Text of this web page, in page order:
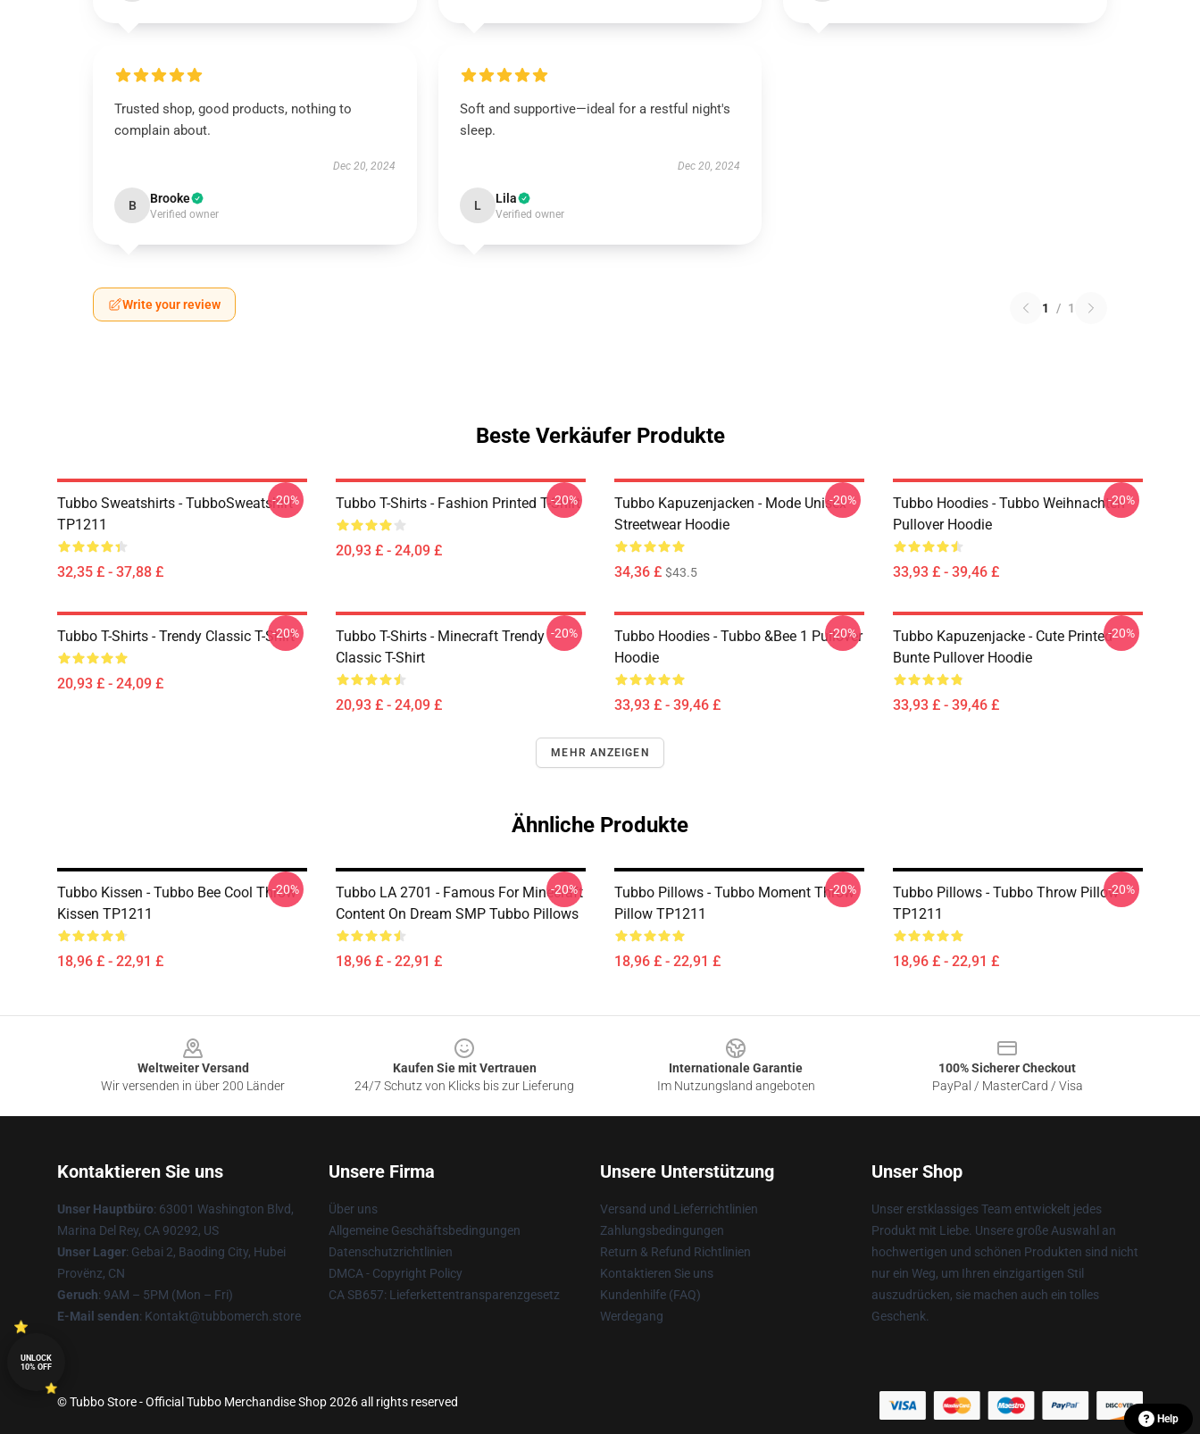
Trusted shop, good products, nothing to
complain about.
Dec 20, 2024
B Brooke
Verified owner
Soft and supportive—ideal for a restful night's
sleep.
Dec 20, 2024
L Lila
Verified owner
Write your review 1 / 1
Beste Verkäufer Produkte
Tubbo Sweatshirts - TubboSweatshirt
TP1211
32,35 £ - 37,88 £
-20% Tubbo T-Shirts - Fashion Printed T-Shirt
20,93 £ - 24,09 £
-20%
Tubbo Kapuzenjacken - Mode Unisex
Streetwear Hoodie
34,36 £ $43.5
-20%
Tubbo Hoodies - Tubbo Weihnachten
Pullover Hoodie
33,93 £ - 39,46 £
-20%
Tubbo T-Shirts - Trendy Classic T-Shirt
20,93 £ - 24,09 £
-20%
Tubbo T-Shirts - Minecraft Trendy
Classic T-Shirt
20,93 £ - 24,09 £
-20%
Tubbo Hoodies - Tubbo &Bee 1 Pullover
Hoodie
33,93 £ - 39,46 £
-20%
Tubbo Kapuzenjacke - Cute Printed
Bunte Pullover Hoodie
33,93 £ - 39,46 £
-20%
MEHR ANZEIGEN
Ähnliche Produkte
Tubbo Kissen - Tubbo Bee Cool Throw
Kissen TP1211
18,96 £ - 22,91 £
-20%
Tubbo LA 2701 - Famous For Minecraft
Content On Dream SMP Tubbo Pillows
18,96 £ - 22,91 £
-20%
Tubbo Pillows - Tubbo Moment Throw
Pillow TP1211
18,96 £ - 22,91 £
-20%
Tubbo Pillows - Tubbo Throw Pillow
TP1211
18,96 £ - 22,91 £
-20%
Weltweiter Versand
Wir versenden in über 200 Länder
Kaufen Sie mit Vertrauen
24/7 Schutz von Klicks bis zur Lieferung
Internationale Garantie
Im Nutzungsland angeboten
100% Sicherer Checkout
PayPal / MasterCard / Visa
Kontaktieren Sie uns
Unser Hauptbüro: 63001 Washington Blvd,
Marina Del Rey, CA 90292, US
Unser Lager: Gebai 2, Baoding City, Hubei
Provënz, CN
Geruch: 9AM – 5PM (Mon – Fri)
E-Mail senden: Kontakt@tubbomerch.store
Unsere Firma
Über uns
Allgemeine Geschäftsbedingungen
Datenschutzrichtlinien
DMCA - Copyright Policy
CA SB657: Lieferkettentransparenzgesetz
Unsere Unterstützung
Versand und Lieferrichtlinien
Zahlungsbedingungen
Return & Refund Richtlinien
Kontaktieren Sie uns
Kundenhilfe (FAQ)
Werdegang
Unser Shop
Unser erstklassiges Team entwickelt jedes
Produkt mit Liebe. Unsere große Auswahl an
hochwertigen und schönen Produkten sind nicht
nur ein Weg, um Ihren einzigartigen Stil
auszudrücken, sie machen auch ein tolles
Geschenk.
© Tubbo Store - Official Tubbo Merchandise Shop 2026 all rights reserved
Help
UNLOCK
10% OFF